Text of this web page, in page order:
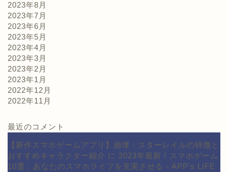
2023年8月
2023年7月
2023年6月
2023年5月
2023年4月
2023年3月
2023年2月
2023年1月
2022年12月
2022年11月
最近のコメント
【新作スマホゲームアプリ】崩壊：スターレイルの特徴と
おすすめキャラクター紹介 に 2023年最新！スマホゲーム
10選：あなたのスマホライフを充実させる - APP's LIFE